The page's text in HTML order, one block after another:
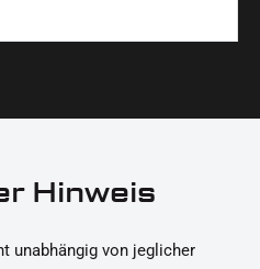
Teile sicher und
zu installieren.
von 14 Tagen
unseren
Hinweis
unabhängig von jeglicher